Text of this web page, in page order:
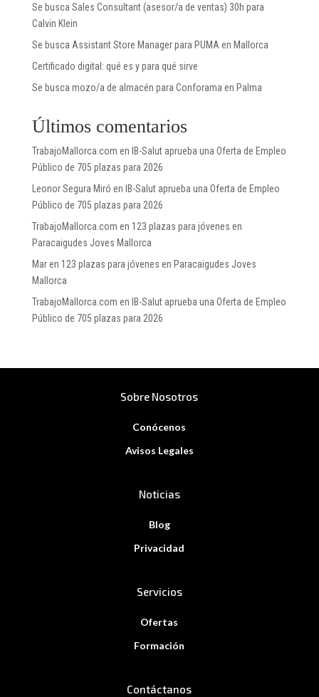
Se busca Sales Consultant (asesor/a de ventas) 30h para
Calvin Klein
Se busca Assistant Store Manager para PUMA en Mallorca
Certificado digital: qué es y para qué sirve
Se busca mozo/a de almacén para Conforama en Palma
Últimos comentarios
TrabajoMallorca.com en IB-Salut aprueba una Oferta de Empleo
Público de 705 plazas para 2026
Leonor Segura Miró en IB-Salut aprueba una Oferta de Empleo
Público de 705 plazas para 2026
TrabajoMallorca.com en 123 plazas para jóvenes en
Paracaigudes Joves Mallorca
Maren 123 plazas para jóvenes en Paracaigudes Joves
Mallorca
TrabajoMallorca.com en IB-Salut aprueba una Oferta de Empleo
Público de 705 plazas para 2026
Sobre Nosotros
Conócenos
Avisos Legales
Noticias
Blog
Privacidad
Servicios
Ofertas
Formación
Contáctanos